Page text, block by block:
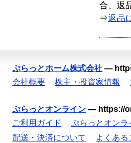
合、返
⇒返品
ぷらっとホーム株式会社 —
会社概要
株主・投資家情報
ぷらっとオンライン — https://
ご利用ガイド
ぷらっとオンラ
配送・決済について
よくある